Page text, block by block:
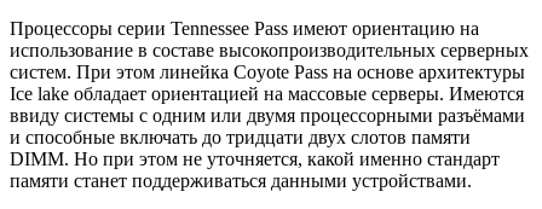
Процессоры серии Tennessee Pass имеют ориентацию на
использование в составе высокопроизводительных серверных
систем. При этом линейка Coyote Pass на основе архитектуры
Ice lake обладает ориентацией на массовые серверы. Имеются
ввиду системы с одним или двумя процессорными разъёмами
и способные включать до тридцати двух слотов памяти
DIMM. Но при этом не уточняется, какой именно стандарт
памяти станет поддерживаться данными устройствами.